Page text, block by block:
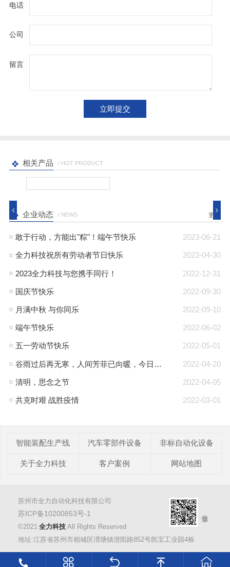
电话
公司
留言
相关产品 / HOT PRODUCT
企业动态 / NEWS 更多
2023-06-21
敢于行动，方能出"粽"！端午节快乐
2023-04-30
全力科技祝所有劳动者节日快乐
2022-12-31
2023全力科技与您携手同行！
2022-09-30
国庆节快乐
2022-09-10
月满中秋 与你同乐
2022-06-02
端午节快乐
2022-05-01
五一劳动节快乐
2022-04-20
谷雨过后再无寒，人间芳菲已向暖，今日谷雨
2022-04-05
清明，思念之节
2022-03-01
共克时艰 战胜疫情
智能装配生产线 汽车零部件设备 非标自动化设备
关于全力科技 客户案例 网站地图
苏州市全力自动化科技有限公司
苏ICP备10200853号-1
©2021 全力科技 All Rights Reserved
地址:江苏省苏州市相城区渭塘镇澄阳路852号凯宝工业园4栋